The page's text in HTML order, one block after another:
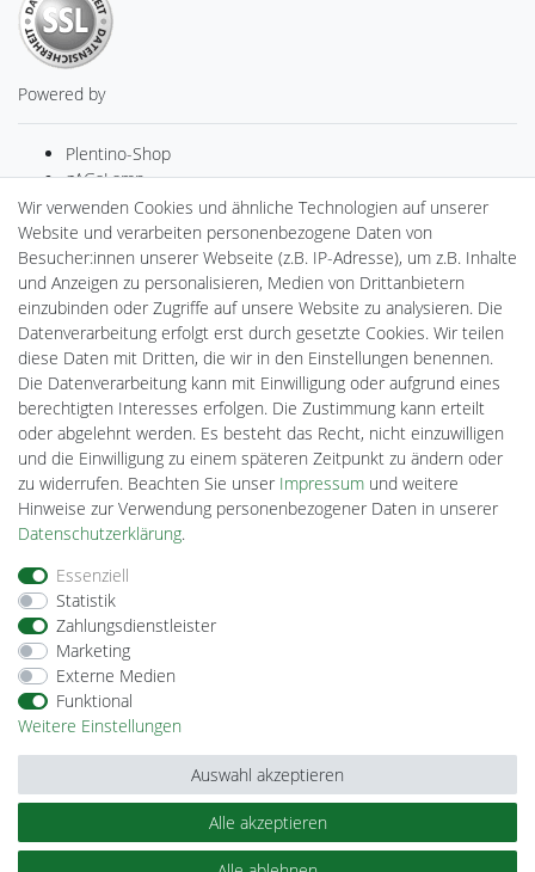
Powered by
Plentino-Shop
gAGaLamp
Drohnenstore24
MeinUSB
Batteriespeicher
PlentiSolar
Gebrauchtlicht
Ledkauf
DEYESOLAR
Lightech Connect
CardanLight Europe
FORTIMO LEDs
Cardanlight-Shop
Wallbox24
Impressum
Barrierefreiheitserklärung
© Copyright 2026 | Alle Rechte vorbehalten.
Wir verwenden Cookies und ähnliche Technologien auf unserer
Website und verarbeiten personenbezogene Daten von
Besucher:innen unserer Webseite (z.B. IP-Adresse), um z.B. Inhalte
und Anzeigen zu personalisieren, Medien von Drittanbietern
einzubinden oder Zugriffe auf unsere Website zu analysieren. Die
Datenverarbeitung erfolgt erst durch gesetzte Cookies. Wir teilen
diese Daten mit Dritten, die wir in den Einstellungen benennen.
Die Datenverarbeitung kann mit Einwilligung oder aufgrund eines
berechtigten Interesses erfolgen. Die Zustimmung kann erteilt
oder abgelehnt werden. Es besteht das Recht, nicht einzuwilligen
und die Einwilligung zu einem späteren Zeitpunkt zu ändern oder
zu widerrufen. Beachten Sie unser Impressum und weitere
Hinweise zur Verwendung personenbezogener Daten in unserer
Daten­schutz­erklärung.
Essenziell
Statistik
Zahlungsdienstleister
Marketing
Externe Medien
Funktional
Weitere Einstellungen
Alle akzeptieren
Auswahl akzeptieren